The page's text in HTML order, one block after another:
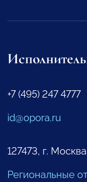
+7 (495) 247 4777
id@opora.ru
127473, г.
Региональные